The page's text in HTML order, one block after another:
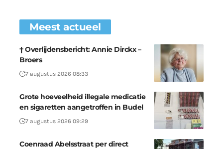
Meest actueel
† Overlijdensbericht: Annie Dirckx –
Broers
7 augustus 2026 08:33
Grote hoeveelheid illegale medicatie
en sigaretten aangetroffen in Budel
7 augustus 2026 09:29
Coenraad Abelsstraat per direct